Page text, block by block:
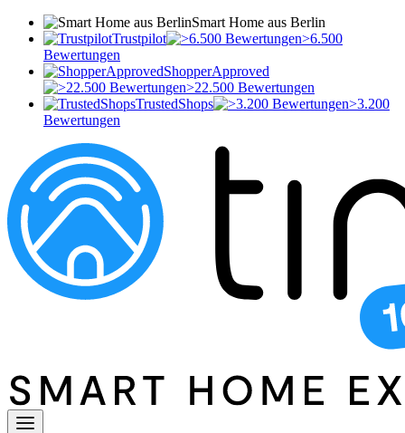
Smart Home aus Berlin
Trustpilot
>6.500
Bewertungen
ShopperApproved
>22.500 Bewertungen
TrustedShops
>3.200
Bewertungen